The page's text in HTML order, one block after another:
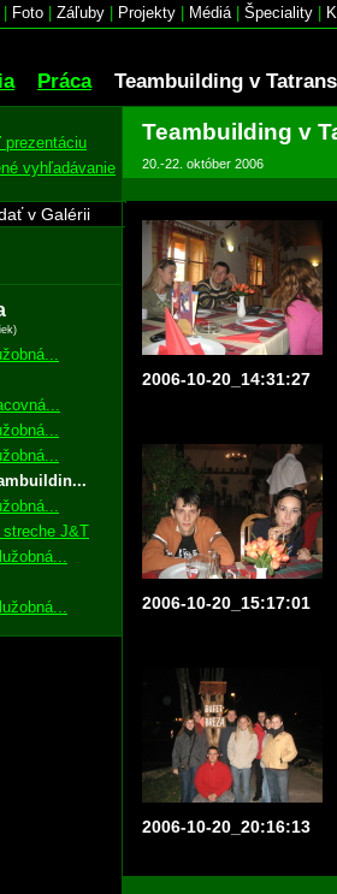
Foto Záľuby Projekty Médiá| Špeciality
Práca Teambuilding v
prezentáciu
vyhľadávanie
streche J&T
Teambuilding v
20.-22. október 2006
2006-10-20_14:31:27
2006-10-20_15:17:01
2006-10-20_20:16:13